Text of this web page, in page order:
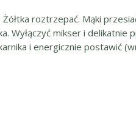
roztrzepać. Mąki
Wyłączyć mikser i delikatnie
i energicznie postawić